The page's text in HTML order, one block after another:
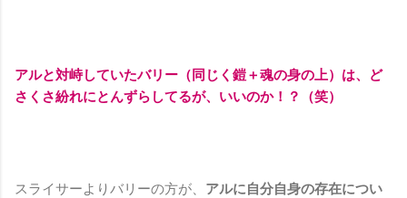
アルと対峙していたバリー（同じく鎧＋魂の身の上）は、ど
さくさ紛れにとんずらしてるが、いいのか！？（笑）
スライサーよりバリーの方が、 アルに自分自身の存在につい